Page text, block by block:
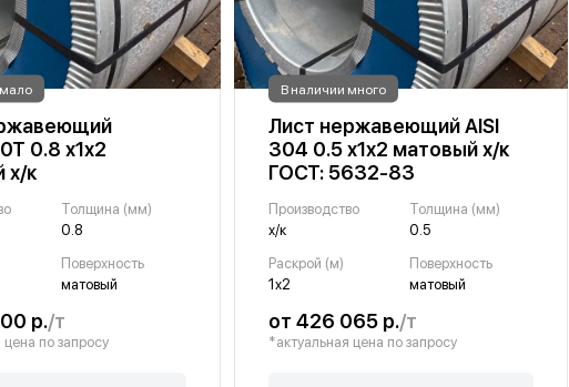
0.8 х1х2
х/к
Толщина (мм)
0.8
Поверхность
матовый
р./т
цена по запросу
В наличии много
Лист нержавеющий AISI
304 0.5 х1х2 матовый х/к
ГОСТ: 5632-83
Производство
х/к
Толщина (мм)
0.5
Раскрой (м)
1х2
Поверхность
матовый
от 426 065 р./т
*актуальная цена по запросу